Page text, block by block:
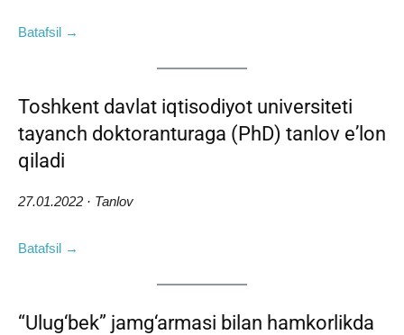
Batafsil →
Toshkent davlat iqtisodiyot universiteti
tayanch doktoranturaga (PhD) tanlov eʼlon
qiladi
27.01.2022 · Tanlov
Batafsil →
“Ulug‘bek” jamg‘armasi bilan hamkorlikda